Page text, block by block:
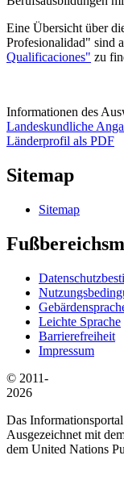
Eine Übersicht über
Profesionalidad" sind
Qualificaciones" zu
Informationen des
Landeskundliche
Länderprofil als PDF
Sitemap
Sitemap
Leichte Sprache
Barrierefreiheit
Impressum
© 2011-
2026
Das
Ausgezeichnet mit
dem United Nations